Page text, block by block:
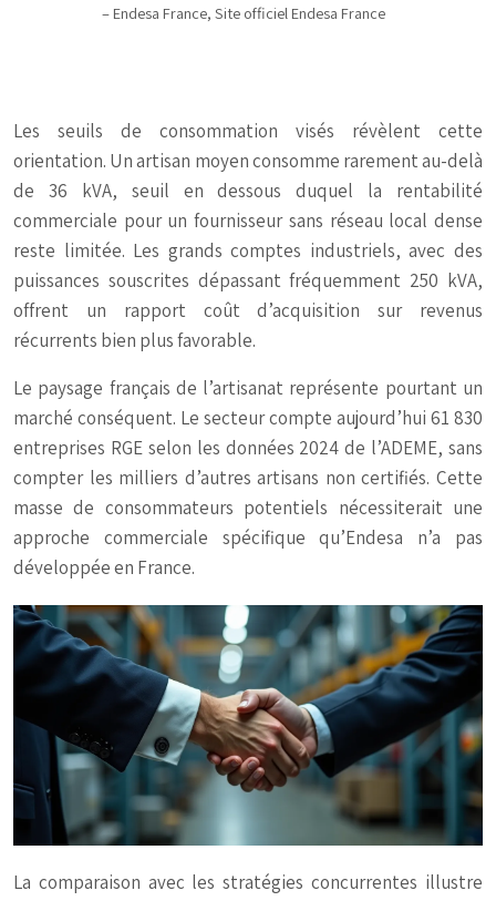
– Endesa France, Site officiel Endesa France
Les seuils de consommation visés révèlent cette
orientation. Un artisan moyen consomme rarement au-delà
de 36 kVA, seuil en dessous duquel la rentabilité
commerciale pour un fournisseur sans réseau local dense
reste limitée. Les grands comptes industriels, avec des
puissances souscrites dépassant fréquemment 250 kVA,
offrent un rapport coût d’acquisition sur revenus
récurrents bien plus favorable.
Le paysage français de l’artisanat représente pourtant un
marché conséquent. Le secteur compte aujourd’hui 61 830
entreprises RGE selon les données 2024 de l’ADEME, sans
compter les milliers d’autres artisans non certifiés. Cette
masse de consommateurs potentiels nécessiterait une
approche commerciale spécifique qu’Endesa n’a pas
développée en France.
La comparaison avec les stratégies concurrentes illustre